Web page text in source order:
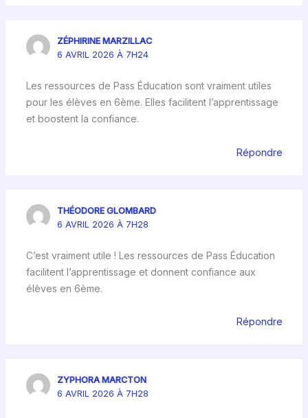
ZÉPHIRINE MARZILLAC
6 AVRIL 2026 À 7H24
Les ressources de Pass Éducation sont vraiment utiles
pour les élèves en 6ème. Elles facilitent l’apprentissage
et boostent la confiance.
Répondre
THÉODORE GLOMBARD
6 AVRIL 2026 À 7H28
C’est vraiment utile ! Les ressources de Pass Éducation
facilitent l’apprentissage et donnent confiance aux
élèves en 6ème.
Répondre
ZYPHORA MARCTON
6 AVRIL 2026 À 7H28